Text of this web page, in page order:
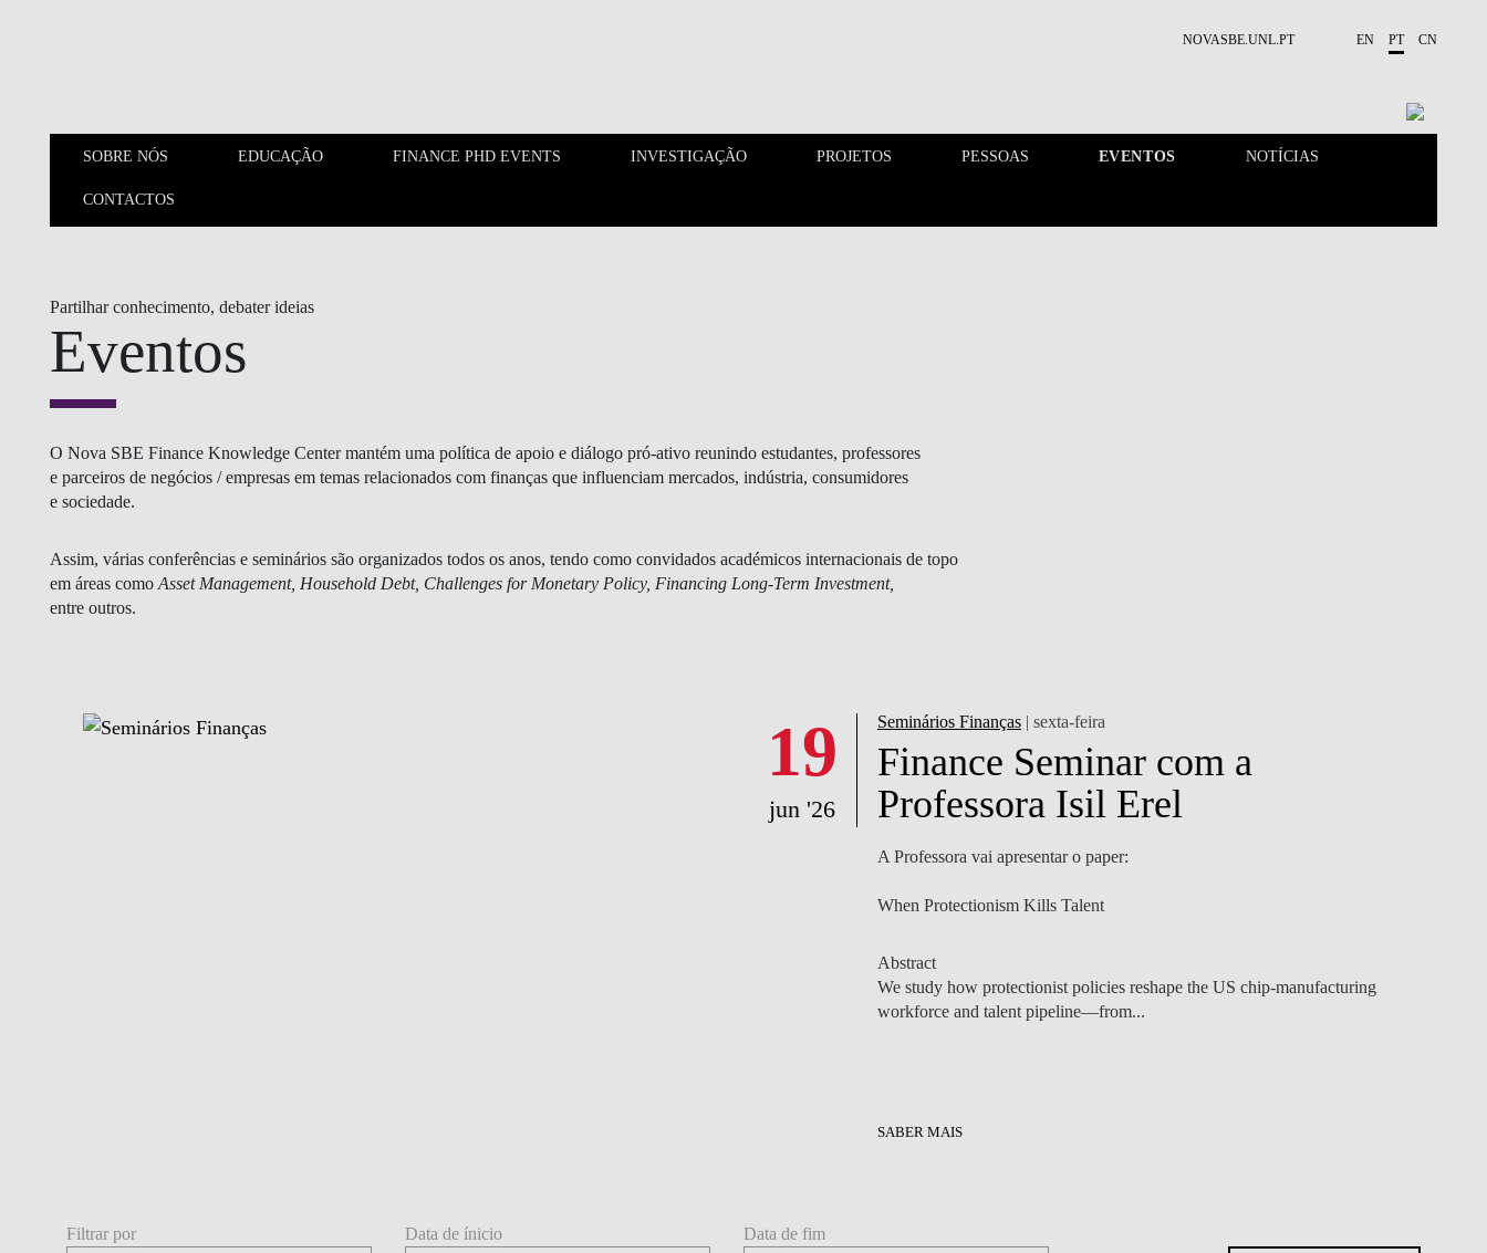
NOVASBE.UNL.PT EN PT CN
SOBRE NÓS EDUCAÇÃO FINANCE PHD EVENTS INVESTIGAÇÃO PROJETOS PESSOAS EVENTOS NOTÍCIAS
CONTACTOS
SOBRE NÓS
EDUCAÇÃO FINANCE PHD EVENTS INVESTIGAÇÃO PROJETOS PESSOAS
EVENTOS
Partilhar conhecimento, debater ideias
Eventos
O Nova SBE Finance Knowledge Center mantém uma política de apoio e diálogo pró-ativo reunindo estudantes, professores
e parceiros de negócios / empresas em temas relacionados com finanças que influenciam mercados, indústria, consumidores
e sociedade. ​​
Assim, várias conferências e seminários são organizados todos os anos, tendo como convidados académicos internacionais de topo
em áreas como Asset Management, Household Debt, Challenges for Monetary Policy, Financing Long-Term Investment,
entre outros.
19
jun '26
Seminários Finanças| sexta-feira
Finance Seminar com a
Professora Isil Erel
A Professora vai apresentar o paper:
When Protectionism Kills Talent
Abstract
We study how protectionist policies reshape the US chip-manufacturing
workforce and talent pipeline—from...
SABER MAIS
Filtrar por Data de ínicio Data de fim